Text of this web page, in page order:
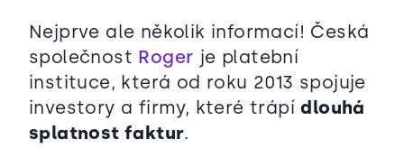
Nejprve ale několik informací! Česká
společnost Roger je platební
instituce, která od roku 2013 spojuje
investory a firmy, které trápídlouhá
splatnost faktur.